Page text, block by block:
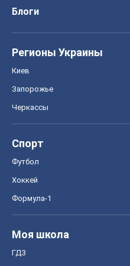
Блоги
Регионы Украины
Киев
Запорожье
Черкассы
Спорт
Футбол
Хоккей
Формула-1
Моя школа
ГДЗ